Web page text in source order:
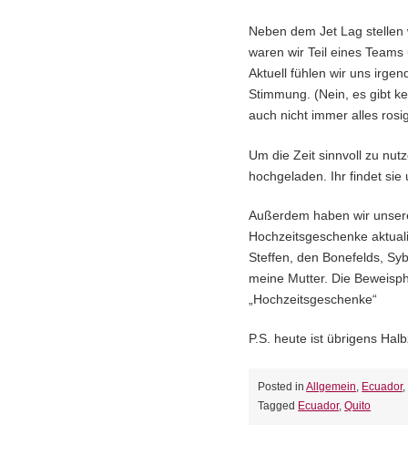
Neben dem Jet Lag
waren wir Teil eines
Aktuell fühlen wir uns
Stimmung. (Nein, es gibt
auch nicht immer alles
Um die Zeit sinnvoll zu
hochgeladen. Ihr findet sie
Außerdem haben wir
Hochzeitsgeschenke
Steffen, den Bonefelds,
meine Mutter. Die
„Hochzeitsgeschenke“
P.S. heute ist übrigens
Posted in Allgemein Ecuador,
Tagged Ecuador,Quito